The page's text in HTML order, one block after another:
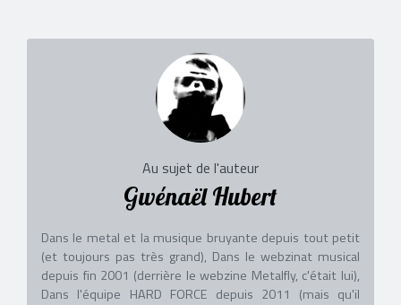
Au sujet de l'auteur
Gwénaël Hubert
Dans le metal et la musique bruyante depuis tout petit
(et toujours pas très grand), Dans le webzinat musical
depuis fin 2001 (derrière le webzine Metalfly, c'était lui),
Dans l'équipe HARD FORCE depuis 2011 (mais qu'il